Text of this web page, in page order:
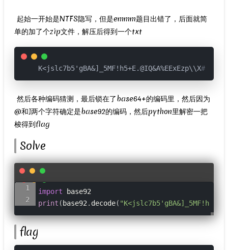
​ 起始一开始是NTFS隐写，但是emmm题目出错了，后面就简
单的加了个zip文件，解压后得到一个txt
K<jslc7b5'gBA&]_5MF!h5+E.@IQ&A%EExEzp\\X
​ 然后各种编码猜测，最后锁在了base64+的编码里，然后因为
@和]两个字符确定是base92的编码，然后python里解密一把
梭得到flag
Solve
import
print ( base92 . decode(
flag